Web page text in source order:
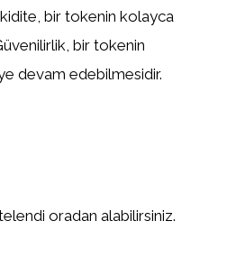
bir tokenin kolayca
bir tokenin
devam edebilmesidir.
oradan alabilirsiniz.